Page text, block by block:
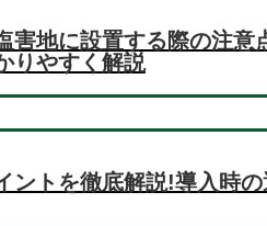
害地に設置する際の注意
りやすく解説
ントを徹底解説!導入時